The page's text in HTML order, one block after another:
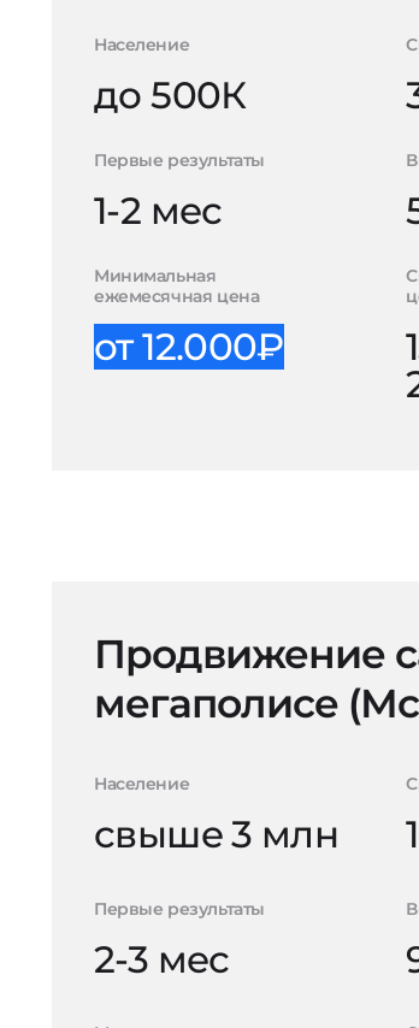
Население
до 500К
Первые результаты
1-2 мес
Минимальная
ежемесячная цена
от 12.000₽
Продвижение
мегаполисе
Население
свыше 3 млн
Первые результаты
2-3 мес